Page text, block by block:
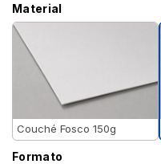
Material
Couché Fosco 150g
Formato